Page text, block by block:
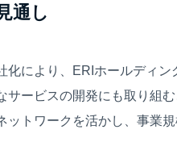
通し
化により、ERIホールディ
サービスの開発にも取り組
ットワークを活かし、事業